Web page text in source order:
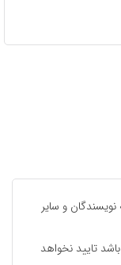
و سایر
تایید نخواهد